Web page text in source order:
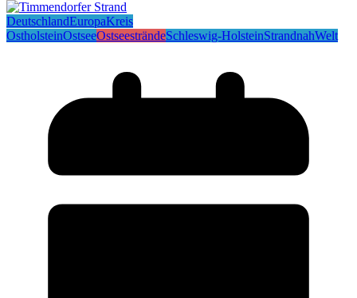
DeutschlandEuropaKreis
OstholsteinOstseeOstseesträndeSchleswig-HolsteinStrandnahWelt